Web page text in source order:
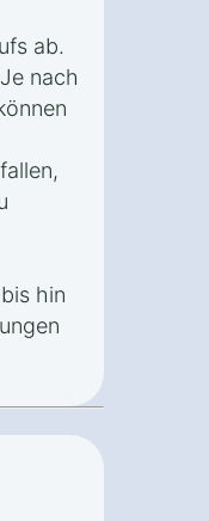
ab.
Je nach
hin